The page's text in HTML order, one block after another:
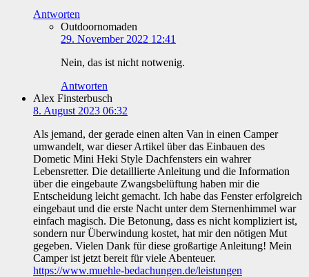
Antworten
Outdoornomaden
29. November 2022 12:41
Nein, das ist nicht notwenig.
Antworten
Alex Finsterbusch
8. August 2023 06:32
Als jemand, der gerade einen alten Van in einen Camper
umwandelt, war dieser Artikel über das Einbauen des
Dometic Mini Heki Style Dachfensters ein wahrer
Lebensretter. Die detaillierte Anleitung und die Information
über die eingebaute Zwangsbelüftung haben mir die
Entscheidung leicht gemacht. Ich habe das Fenster erfolgreich
eingebaut und die erste Nacht unter dem Sternenhimmel war
einfach magisch. Die Betonung, dass es nicht kompliziert ist,
sondern nur Überwindung kostet, hat mir den nötigen Mut
gegeben. Vielen Dank für diese großartige Anleitung! Mein
Camper ist jetzt bereit für viele Abenteuer.
https://www.muehle-bedachungen.de/leistungen